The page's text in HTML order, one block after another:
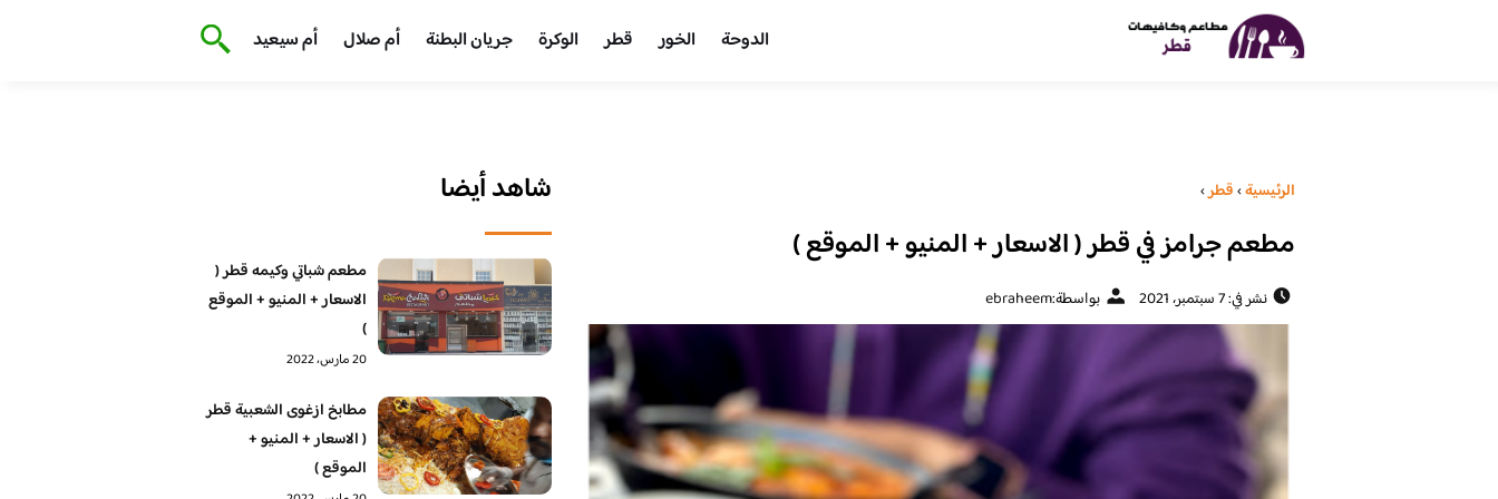
الدوحة الخور قطر الوكرة جريان البطنة أم صلال أم سيعيد
الرئيسية›قطر›
مطعم جرامز في قطر ( الاسعار + المنيو + الموقع )
نشر في: 7 سبتمبر، 2021 بواسطة:ebraheem
شاهد أيضا
مطعم شباتي وكيمه قطر (
الاسعار + المنيو + الموقع
)
20 مارس، 2022
مطابخ ازغوى الشعبية قطر
( الاسعار + المنيو +
الموقع )